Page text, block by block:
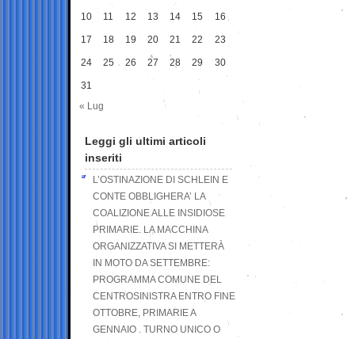
10 11 12 13 14 15 16
17 18 19 20 21 22 23
24 25 26 27 28 29 30
31
« Lug
Leggi gli ultimi articoli
inseriti
L’OSTINAZIONE DI SCHLEIN E
CONTE OBBLIGHERA’ LA
COALIZIONE ALLE INSIDIOSE
PRIMARIE. LA MACCHINA
ORGANIZZATIVA SI METTERÀ
IN MOTO DA SETTEMBRE:
PROGRAMMA COMUNE DEL
CENTROSINISTRA ENTRO FINE
OTTOBRE, PRIMARIE A
GENNAIO . TURNO UNICO O